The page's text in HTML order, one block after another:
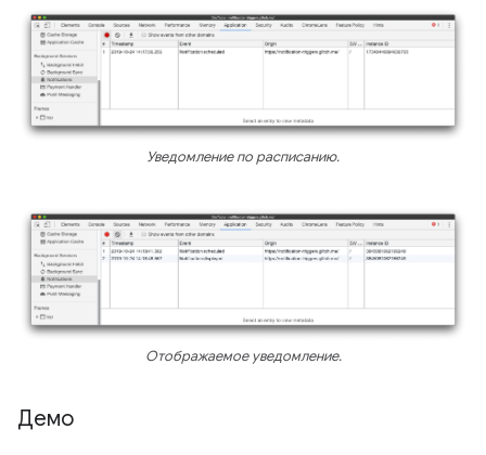
Уведомление по расписанию.
Отображаемое уведомление.
Демо